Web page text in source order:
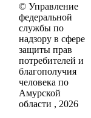
© Управление
федеральной
службы по
надзору в сфере
защиты прав
потребителей и
благополучия
человека по
Амурской
области , 2026